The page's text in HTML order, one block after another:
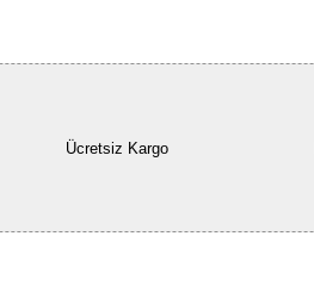
Ücretsiz Kargo